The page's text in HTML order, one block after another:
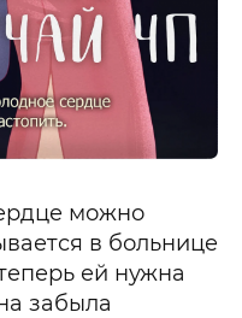
можно
в больнице
ей нужна
забыла